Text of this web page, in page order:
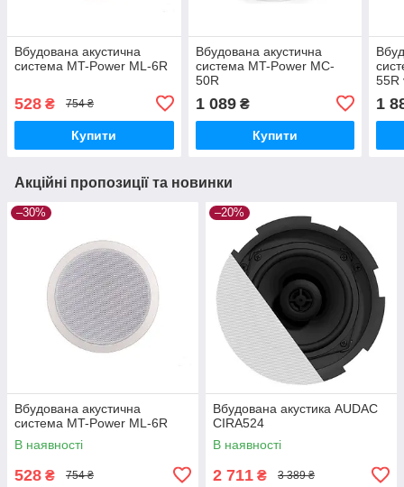
Вбудована акустична
система MT-Power ML-6R
528 ₴ 754 ₴
Купити
Вбудована акустична
система MT-Power MC-
50R
1 089₴
Купити
55R
1
Акційні пропозиції та новинки
–30%
Вбудована акустична
система MT-Power ML-6R
В наявності
528 ₴ 754 ₴
–20%
Вбудована акустика AUDAC
CIRA524
В наявності
2 711 ₴ 3 389 ₴